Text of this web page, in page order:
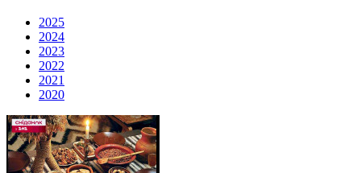
2025
2024
2023
2022
2021
2020